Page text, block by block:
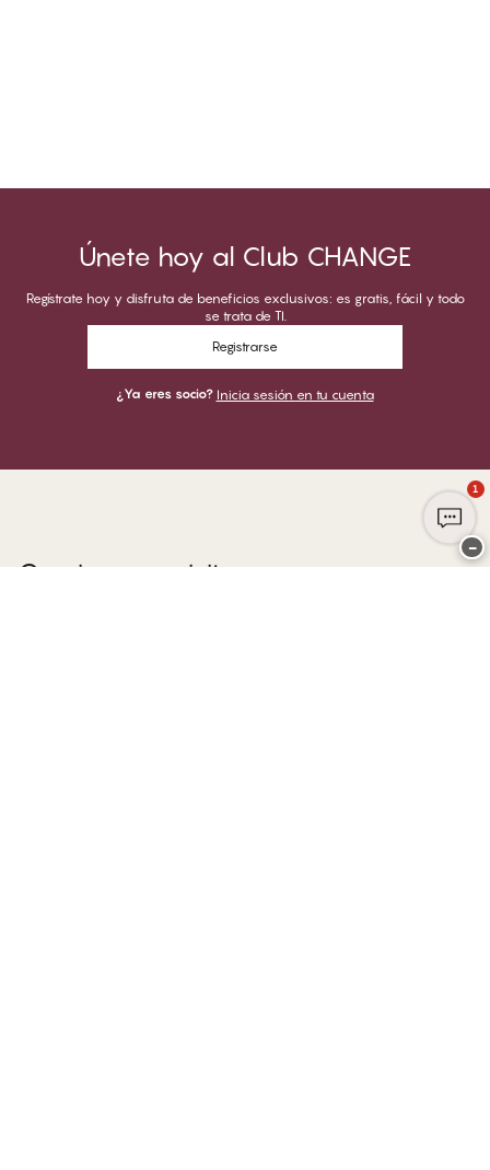
Únete hoy al Club CHANGE
Regístrate hoy y disfruta de beneficios exclusivos: es gratis, fácil y todo
se trata de TI.
Registrarse
¿Ya eres socio? Inicia sesión en tu cuenta
Gracias por visitar
1
−